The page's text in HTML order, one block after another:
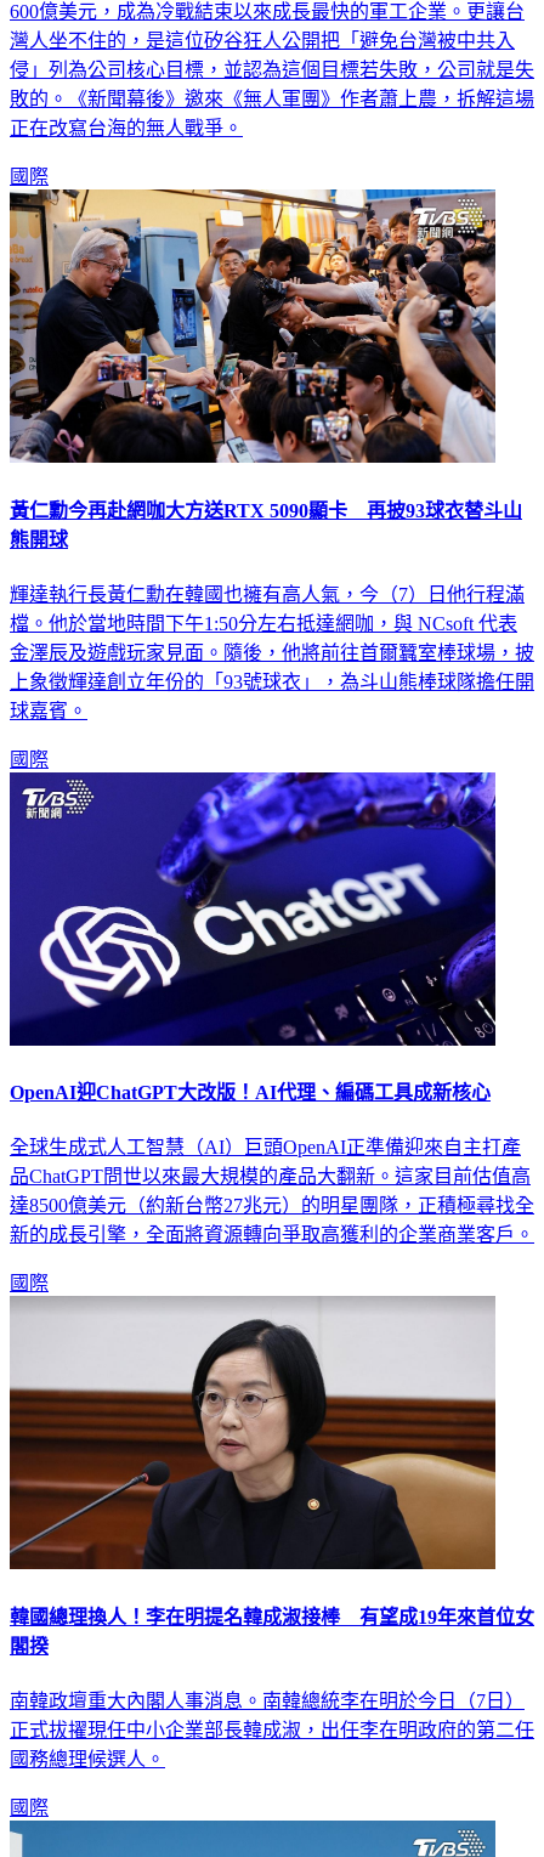
600億美元，成為冷戰結束以來成長最快的軍工企業。更讓台
灣人坐不住的，是這位矽谷狂人公開把「避免台灣被中共入
侵」列為公司核心目標，並認為這個目標若失敗，公司就是失
敗的。《新聞幕後》邀來《無人軍團》作者蕭上農，拆解這場
正在改寫台海的無人戰爭。
國際
黃仁勳今再赴網咖大方送RTX 5090顯卡 再披93球衣替斗山
熊開球
輝達執行長黃仁勳在韓國也擁有高人氣，今（7）日他行程滿
檔。他於當地時間下午1:50分左右抵達網咖，與 NCsoft 代表
金澤辰及遊戲玩家見面。隨後，他將前往首爾蠶室棒球場，披
上象徵輝達創立年份的「93號球衣」，為斗山熊棒球隊擔任開
球嘉賓。
國際
OpenAI迎ChatGPT大改版！AI代理、編碼工具成新核心
全球生成式人工智慧（AI）巨頭OpenAI正準備迎來自主打產
品ChatGPT問世以來最大規模的產品大翻新。這家目前估值高
達8500億美元（約新台幣27兆元）的明星團隊，正積極尋找全
新的成長引擎，全面將資源轉向爭取高獲利的企業商業客戶。
國際
韓國總理換人！李在明提名韓成淑接棒 有望成19年來首位女
閣揆
南韓政壇重大內閣人事消息。南韓總統李在明於今日（7日）
正式拔擢現任中小企業部長韓成淑，出任李在明政府的第二任
國務總理候選人。
國際